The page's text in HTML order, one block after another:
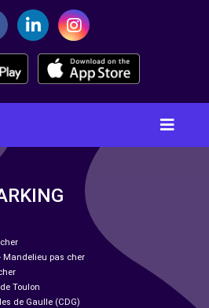
Mandelieu pas cher
Toulon
de Gaulle (CDG)